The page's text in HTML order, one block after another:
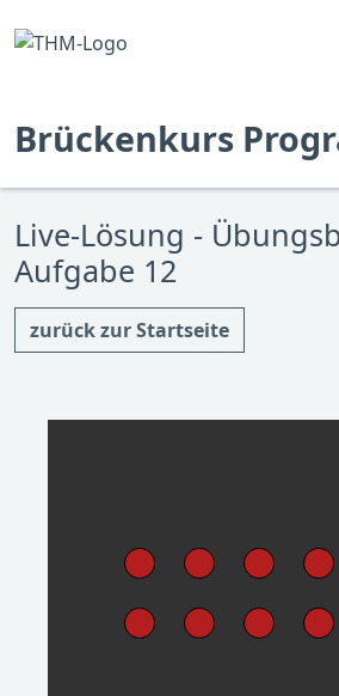
Brückenkurs
Live-Lösung -
Aufgabe 12
zurück zur Startseite